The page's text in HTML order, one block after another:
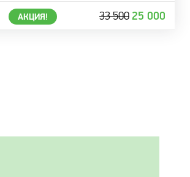
АКЦИЯ! 33 500 25 000